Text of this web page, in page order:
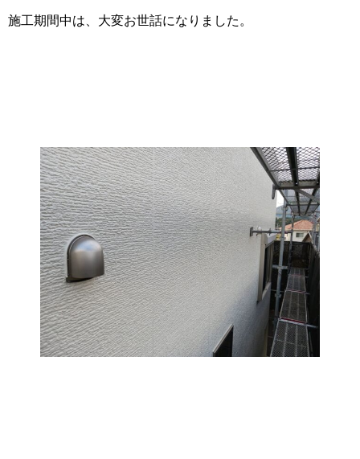
施工期間中は、大変お世話になりました。